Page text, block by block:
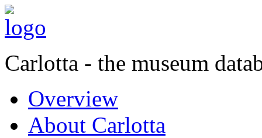
Carlotta - the museum
Overview
About Carlotta